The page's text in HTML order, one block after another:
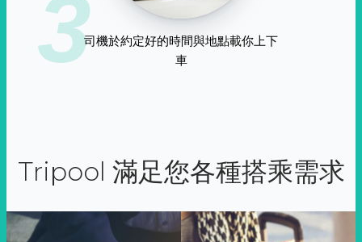
3司機於約定好的時間與地點載你上下
車
Tripool 滿足您各種搭乘需求